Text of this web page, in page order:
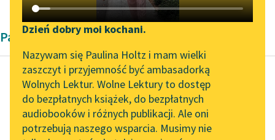
Katalog DAISY
Podkasty o książkach
Zgłoś brak utworu
Aktualności
„Prokurator Alicja Horn”
do słuchania
Byliśmy częścią AI Impact
Lab
Narzędzia
Mapa Wolnych Lektur
Leśmianator
Przewodnik dla piszących i
Dzień dobry moi kochani.
Nazywam się Paulina Holtz i mam wielki
zaszczyt i przyjemność być ambasadorką
Wolnych Lektur. Wolne Lektury to dostęp
do bezpłatnych książek, do bezpłatnych
audiobooków i różnych publikacji. Ale oni
potrzebują naszego wsparcia. Musimy nie
Pamiętnik Giacomo Casanovy
Giacomo Casanova
Od kobiety do
kobiety